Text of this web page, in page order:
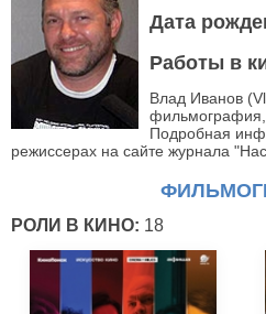
Дата
Работы в
Влад Иванов
фильмография,
Подробная
режиссерах на сайте журнала
РОЛИ В КИНО: 18